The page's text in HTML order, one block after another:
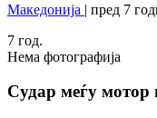
Македонија | пред 7
7 год.
Нема фотографија
Судар меѓу мотор